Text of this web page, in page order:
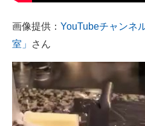
画像提供： YouTubeチャンネ
室」
さん